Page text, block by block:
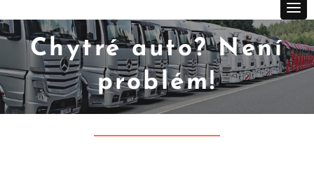
Chytré auto? Není
problém!